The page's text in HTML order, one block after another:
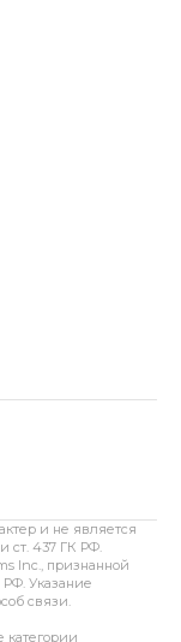
и не является
ст. 437 ГК РФ.
Inc., признанной
Указание
связи.
категории